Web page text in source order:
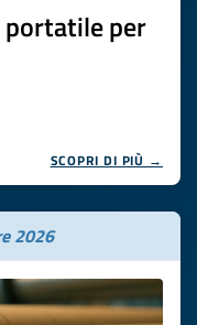
per
SCOPRI DI PIÙ →
2026